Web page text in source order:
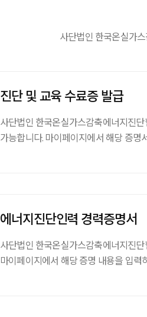
사단법인 한국온실가
진단 및 교육 수료증 발급
사단법인 한국온실가스감축에너지진
가능합니다. 마이페이지에서 해당 증명
에너지진단인력 경력증명서
사단법인 한국온실가스감축에너지진
마이페이지에서 해당 증명 내용을 입